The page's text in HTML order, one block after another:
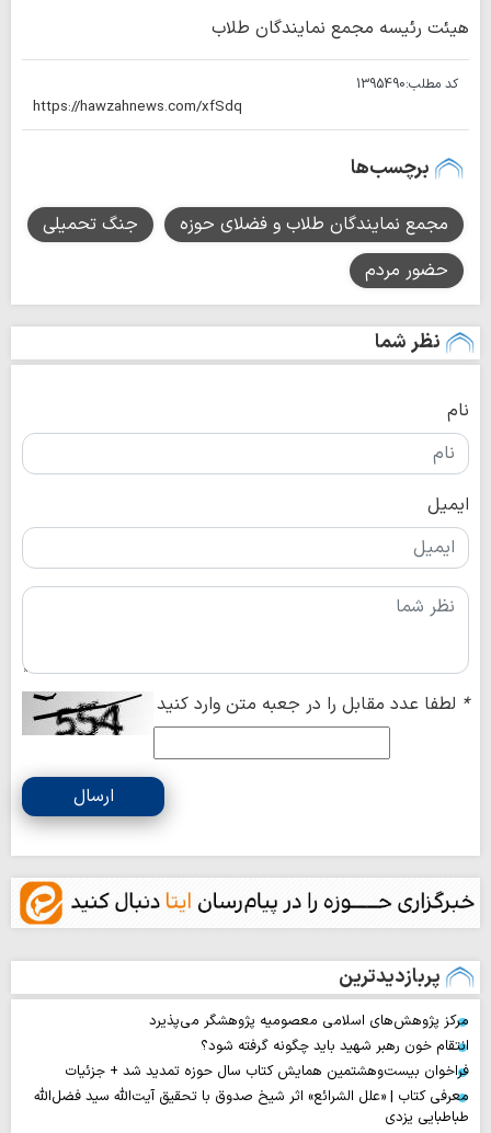
هیئت رئیسه مجمع نمایندگان طلاب
کد مطلب:1395490
برچسب‌ها
مجمع نمایندگان طلاب و فضلای حوزه
جنگ تحمیلی
حضور مردم
نظر شما
نام
ایمیل
* لطفا عدد مقابل را در جعبه متن وارد کنید
ارسال
پربازدیدترین
مرکز پژوهش‌های اسلامی معصومیه پژوهشگر می‌پذیرد
انتقام خون رهبر شهید باید چگونه گرفته شود؟
فراخوان بیست‌وهشتمین همایش کتاب سال حوزه تمدید شد + جزئیات
معرفی کتاب | «علل الشرائع» اثر شیخ صدوق با تحقیق آیت‌الله سید فضل‌الله
طباطبایی یزدی